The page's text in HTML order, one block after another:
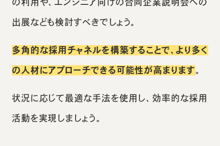
の利用や、エンジニア向けの合同企業説明会への
出展なども検討すべきでしょう。
多角的な採用チャネルを構築することで、より多く
の人材にアプローチできる可能性が高まります。
状況に応じて最適な手法を使用し、効率的な採用
活動を実現しましょう。